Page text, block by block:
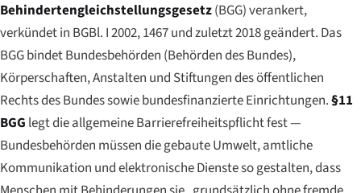
Behindertengleichstellungsgesetz(BGG) verankert,
verkündet in BGBl. I 2002, 1467 und zuletzt 2018 geändert. Das
BGG bindet Bundesbehörden (Behörden des Bundes),
Körperschaften, Anstalten und Stiftungen des öffentlichen
Rechts des Bundes sowie bundesfinanzierte Einrichtungen.§11
BGG legt die allgemeine Barrierefreiheitspflicht fest —
Bundesbehörden müssen die gebaute Umwelt, amtliche
Kommunikation und elektronische Dienste so gestalten, dass